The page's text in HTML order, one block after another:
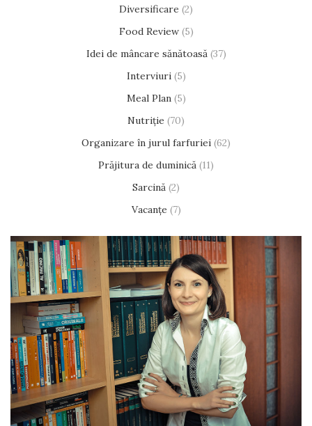
Diversificare (2)
Food Review(5)
Idei de mâncare sănătoasă(37)
Interviuri(5)
Meal Plan(5)
Nutriție (70)
Organizare în jurul farfuriei (62)
Prăjitura de duminică (11)
Sarcină (2)
Vacanțe (7)